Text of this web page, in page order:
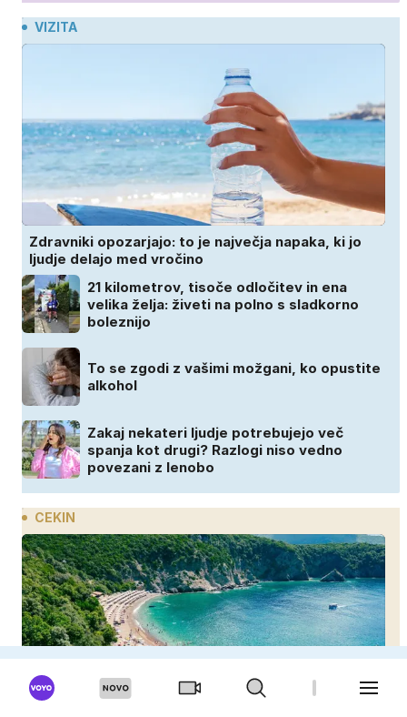
VIZITA
Zdravniki opozarjajo: to je največja napaka, ki jo
ljudje delajo med vročino
21 kilometrov, tisoče odločitev in ena
velika želja: živeti na polno s sladkorno
boleznijo
To se zgodi z vašimi možgani, ko opustite
alkohol
Zakaj nekateri ljudje potrebujejo več
spanja kot drugi? Razlogi niso vedno
povezani z lenobo
CEKIN